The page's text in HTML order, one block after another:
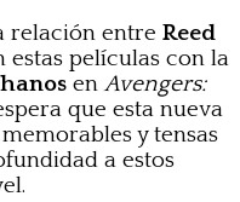
relación entre Reed
estas películas con la
enAvengers:
que esta nueva
y tensas
a estos